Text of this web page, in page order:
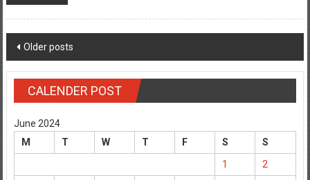
Posts
navigation
Older posts
CALENDER POST
June 2024
M
T W T F S
S
1
2